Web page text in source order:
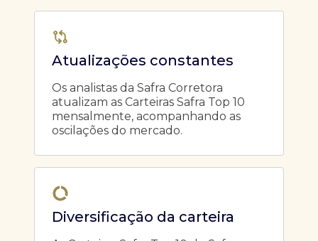
Atualizações constantes
Os analistas da Safra Corretora
atualizam as Carteiras Safra Top 10
mensalmente, acompanhando as
oscilações do mercado.
Diversificação da carteira